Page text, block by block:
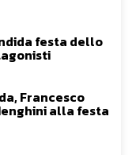
festa dello
Francesco
alla festa